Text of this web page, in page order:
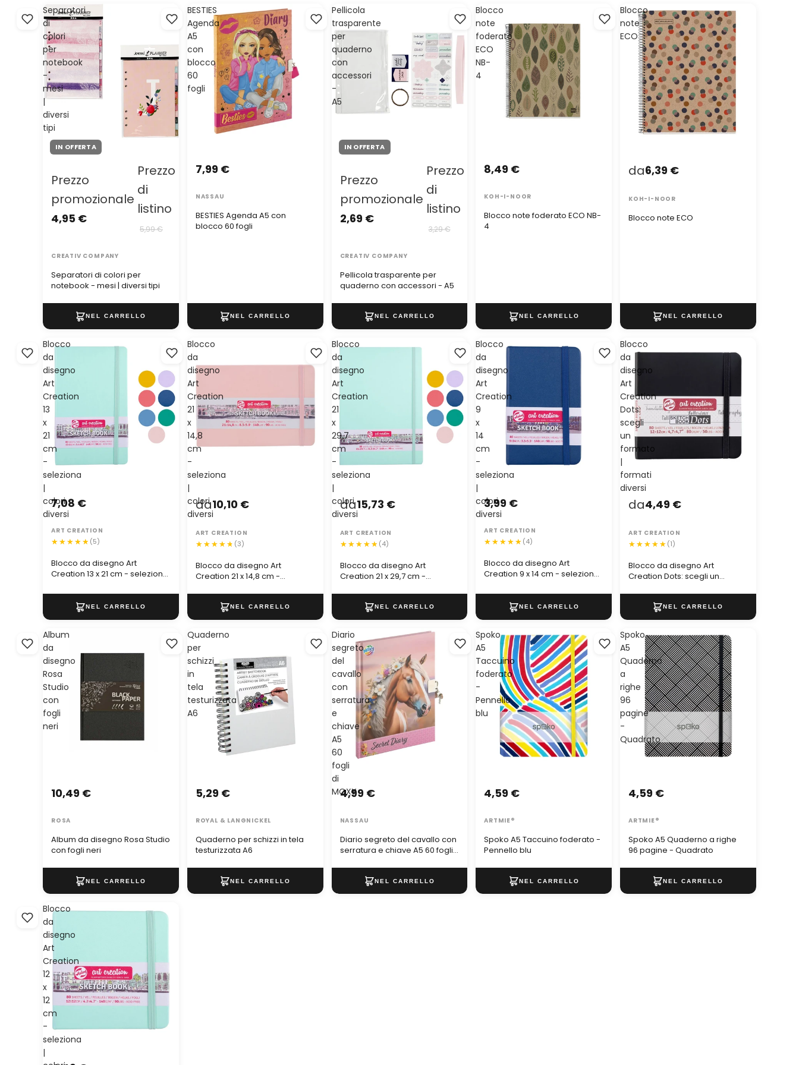
Separatori
di
colori
per
notebook
-
mesi
|
diversi
tipi
IN OFFERTA
Separatori di colori per
notebook - mesi | diversi tipi
Prezzo
promozionale
4,95 €
Prezzo
di
listino
5,99 €
CREATIV COMPANY
BESTIES
Agenda
A5
con
blocco
60
fogli
BESTIES Agenda A5 con
blocco 60 fogli
7,99 €
NASSAU
Pellicola
trasparente
per
quaderno
con
accessori
-
A5
IN OFFERTA
Pellicola trasparente per
quaderno con accessori - A5
Prezzo
promozionale
2,69 €
Prezzo
di
listino
3,29 €
CREATIV COMPANY
Blocco
note
foderato
ECO
NB-
4
Blocco note foderato ECO NB-
4
8,49 €
KOH-I-NOOR
Blocco
note
ECO
Blocco note ECO
da6,39 €
KOH-I-NOOR
Blocco
da
disegno
Art
Creation
13
x
21
cm
-
seleziona
|
colori
diversi
Blocco da disegno Art
Creation 13 x 21 cm - seleziona
7,08 €
ART CREATION
(5)
Blocco
da
disegno
Art
Creation
21
x
14,8
cm
-
seleziona
|
colori
diversi
Blocco da disegno Art
Creation 21 x 14,8 cm -
da10,10 €
ART CREATION
(3)
Blocco
da
disegno
Art
Creation
21
x
29,7
cm
-
seleziona
|
colori
diversi
Blocco da disegno Art
Creation 21 x 29,7 cm -
da15,73 €
ART CREATION
(4)
Blocco
da
disegno
Art
Creation
9
x
14
cm
-
seleziona
|
colori
diversi
Blocco da disegno Art
Creation 9 x 14 cm - seleziona |
3,99 €
ART CREATION
(4)
Blocco
da
disegno
Art
Creation
Dots:
scegli
un
formato
|
formati
diversi
Blocco da disegno Art
Creation Dots: scegli un
da4,49 €
ART CREATION
(1)
Album
da
disegno
Rosa
Studio
con
fogli
neri
Album da disegno Rosa Studio
con fogli neri
10,49 €
ROSA
Quaderno
per
schizzi
in
tela
testurizzata
A6
Quaderno per schizzi in tela
testurizzata A6
5,29 €
ROYAL & LANGNICKEL
Diario
segreto
del
cavallo
con
serratura
e
chiave
A5
60
fogli
di
MOXY
Diario segreto del cavallo con
serratura e chiave A5 60 fogli
4,99 €
NASSAU
Spoko
A5
Taccuino
foderato
-
Pennello
blu
Spoko A5 Taccuino foderato -
Pennello blu
4,59 €
ARTMIE®
Spoko
A5
Quaderno
a
righe
96
pagine
-
Quadrato
Spoko A5 Quaderno a righe
96 pagine - Quadrato
4,59 €
ARTMIE®
Blocco
da
disegno
Art
Creation
12
x
12
cm
-
seleziona
|